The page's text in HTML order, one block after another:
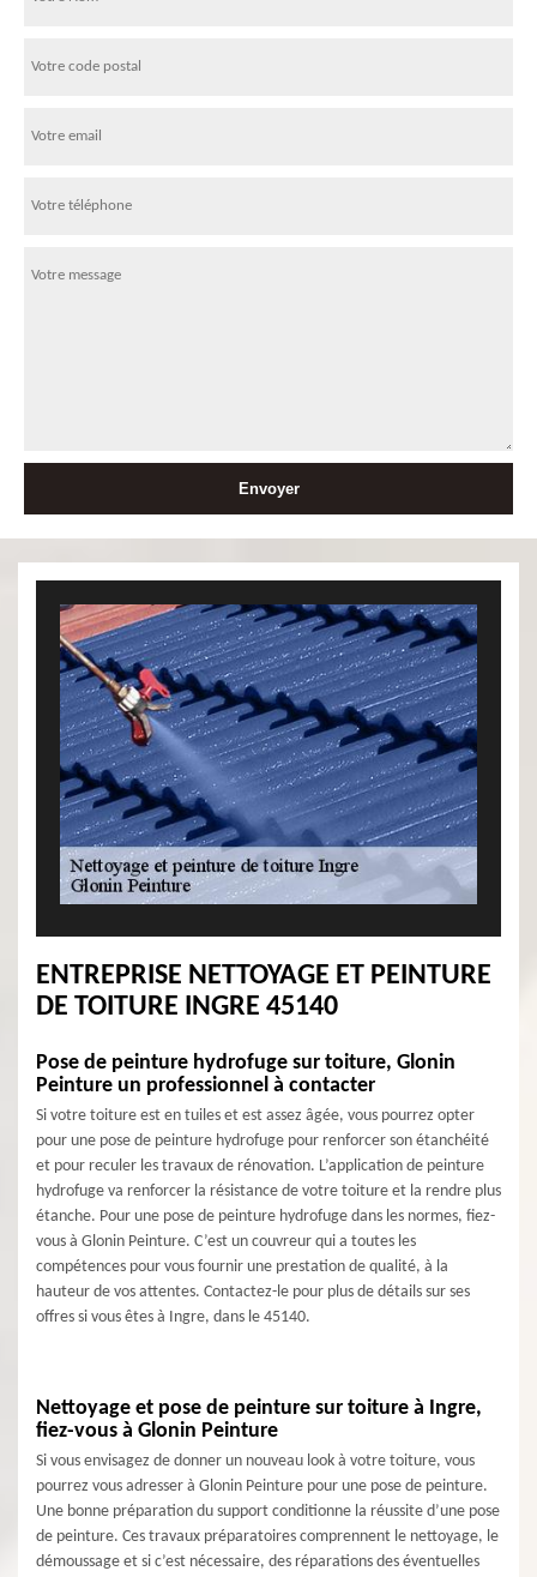
ENTREPRISE NETTOYAGE ET PEINTURE
DE TOITURE INGRE 45140
Pose de peinture hydrofuge sur toiture, Glonin
Peinture un professionnel à contacter
Si votre toiture est en tuiles et est assez âgée, vous pourrez opter
pour une pose de peinture hydrofuge pour renforcer son étanchéité
et pour reculer les travaux de rénovation. L’application de peinture
hydrofuge va renforcer la résistance de votre toiture et la rendre plus
étanche. Pour une pose de peinture hydrofuge dans les normes, fiez-
vous à Glonin Peinture. C’est un couvreur qui a toutes les
compétences pour vous fournir une prestation de qualité, à la
hauteur de vos attentes. Contactez-le pour plus de détails sur ses
offres si vous êtes à Ingre, dans le 45140.
Nettoyage et pose de peinture sur toiture à Ingre,
fiez-vous à Glonin Peinture
Si vous envisagez de donner un nouveau look à votre toiture, vous
pourrez vous adresser à Glonin Peinture pour une pose de peinture.
Une bonne préparation du support conditionne la réussite d’une pose
de peinture. Ces travaux préparatoires comprennent le nettoyage, le
démoussage et si c’est nécessaire, des réparations des éventuelles